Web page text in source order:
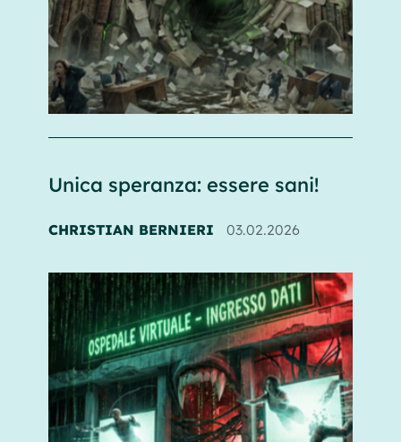
Unica speranza: essere sani!
CHRISTIAN BERNIERI 03.02.2026